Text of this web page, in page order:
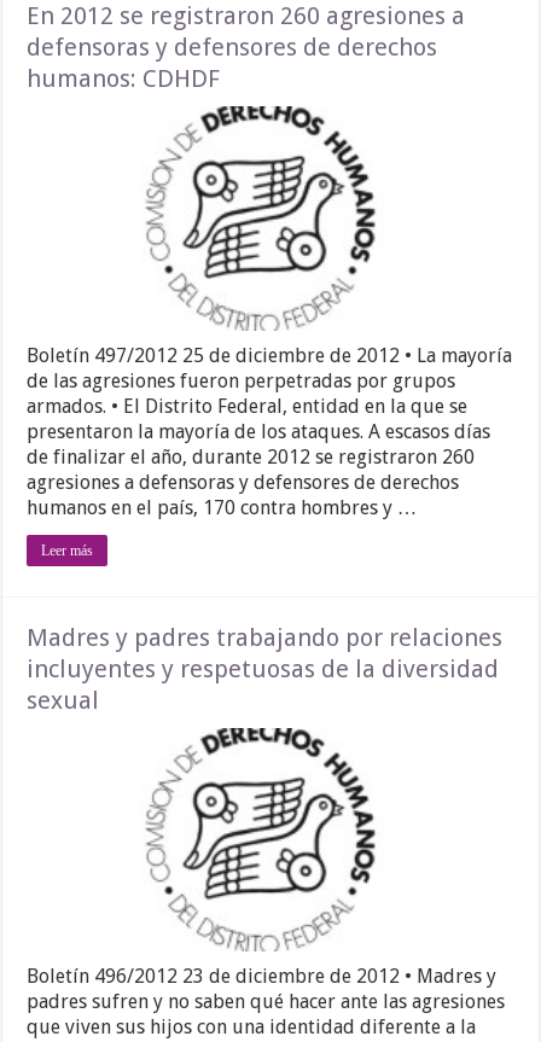
En 2012 se registraron 260 agresiones a
defensoras y defensores de derechos
humanos: CDHDF
Boletín 497/2012 25 de diciembre de 2012 • La mayoría
de las agresiones fueron perpetradas por grupos
armados. • El Distrito Federal, entidad en la que se
presentaron la mayoría de los ataques. A escasos días
de finalizar el año, durante 2012 se registraron 260
agresiones a defensoras y defensores de derechos
humanos en el país, 170 contra hombres y …
Leer más
Madres y padres trabajando por relaciones
incluyentes y respetuosas de la diversidad
sexual
Boletín 496/2012 23 de diciembre de 2012 • Madres y
padres sufren y no saben qué hacer ante las agresiones
que viven sus hijos con una identidad diferente a la